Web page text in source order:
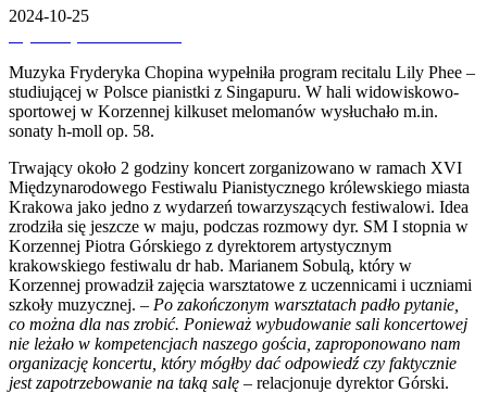
2024-10-25
Muzyka Fryderyka Chopina wypełniła program recitalu Lily Phee –
studiującej w Polsce pianistki z Singapuru. W hali widowiskowo-
sportowej w Korzennej kilkuset melomanów wysłuchało m.in.
sonaty h-moll op. 58.
Trwający około 2 godziny koncert zorganizowano w ramach XVI
Międzynarodowego Festiwalu Pianistycznego królewskiego miasta
Krakowa jako jedno z wydarzeń towarzyszących festiwalowi. Idea
zrodziła się jeszcze w maju, podczas rozmowy dyr. SM I stopnia w
Korzennej Piotra Górskiego z dyrektorem artystycznym
krakowskiego festiwalu dr hab. Marianem Sobulą, który w
Korzennej prowadził zajęcia warsztatowe z uczennicami i uczniami
szkoły muzycznej. – Po zakończonym warsztatach padło pytanie,
co można dla nas zrobić. Ponieważ wybudowanie sali koncertowej
nie leżało w kompetencjach naszego gościa, zaproponowano nam
organizację koncertu, który mógłby dać odpowiedź czy faktycznie
jest zapotrzebowanie na taką salę – relacjonuje dyrektor Górski.